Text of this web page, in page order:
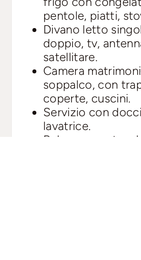
pentole, piatti,
Divano letto
doppio, tv,
satellitare.
Camera
soppalco, con
coperte, cuscini.
Servizio con
lavatrice.
Balcone con